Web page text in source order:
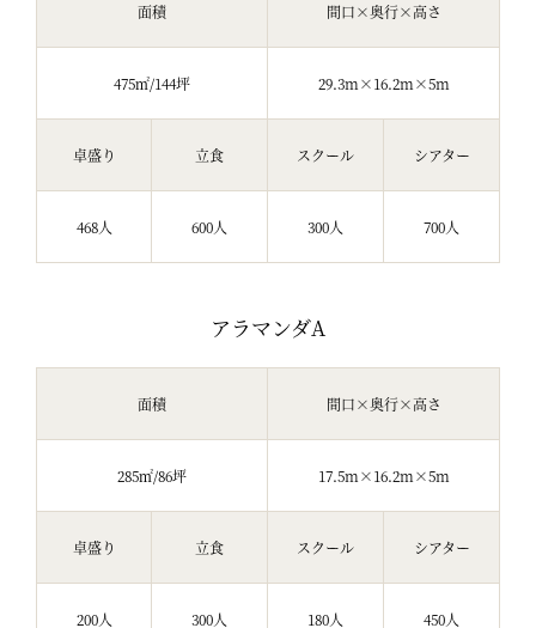
面積 間口×奥行×高さ
475㎡/144坪 29.3m×16.2m×5m
卓盛り 立食 スクール シアター
468人 600人 300人 700人
アラマンダA
面積 間口×奥行×高さ
285㎡/86坪 17.5m×16.2m×5m
卓盛り 立食 スクール シアター
200人 300人 180人 450人